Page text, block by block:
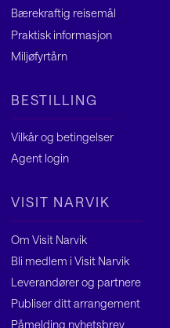
Bærekraftig reisemål
Praktisk informasjon
Miljøfyrtårn
BESTILLING
Vilkår og betingelser
Agent login
VISIT NARVIK
Om Visit Narvik
Bli medlem i Visit Narvik
Leverandører og partnere
Publiser ditt arrangement
Påmelding nyhetsbrev